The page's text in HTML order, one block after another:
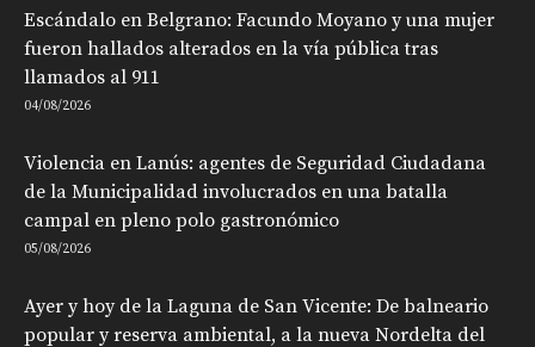
Escándalo en Belgrano: Facundo Moyano y una mujer
fueron hallados alterados en la vía pública tras
llamados al 911
04/08/2026
Violencia en Lanús: agentes de Seguridad Ciudadana
de la Municipalidad involucrados en una batalla
campal en pleno polo gastronómico
05/08/2026
Ayer y hoy de la Laguna de San Vicente: De balneario
popular y reserva ambiental, a la nueva Nordelta del